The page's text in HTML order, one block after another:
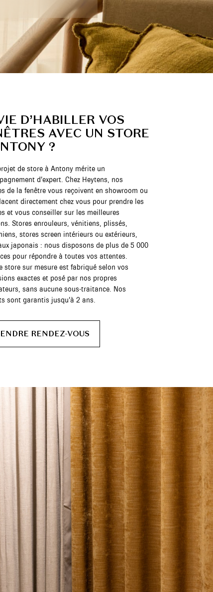
D’HABILLER VOS
AVEC UN STORE
?
de store à Antony mérite un
d’expert. Chez Heytens, nos
de la fenêtre vous reçoivent en showroom ou
directement chez vous pour prendre les
et vous conseiller sur les meilleures
Stores enrouleurs, vénitiens, plissés,
stores screen intérieurs ou extérieurs,
japonais : nous disposons de plus de 5 000
pour répondre à toutes vos attentes.
store sur mesure est fabriqué selon vos
exactes et posé par nos propres
sans aucune sous-traitance. Nos
sont garantis jusqu’à 2 ans.
RENDEZ-VOUS